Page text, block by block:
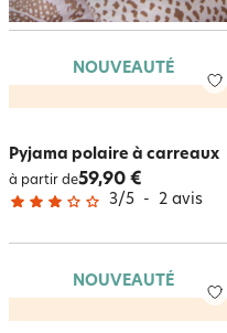
NOUVEAUTÉ
Pyjama polaire à carreaux
à partir de59,90 €
3/5 - 2 avis
NOUVEAUTÉ